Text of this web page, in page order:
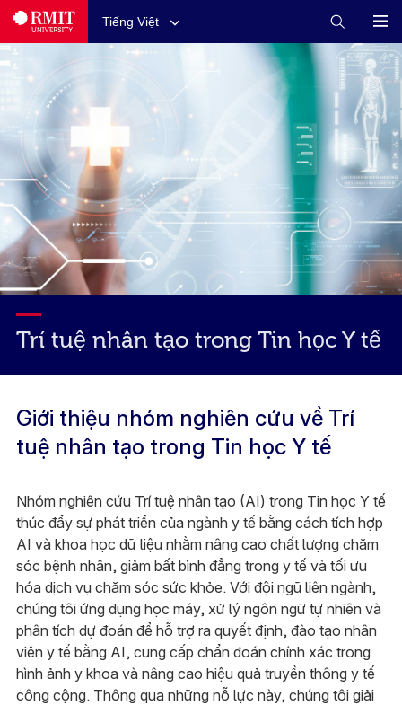
Tiếng Việt
Trí tuệ nhân tạo trong Tin học Y tế
Giới thiệu nhóm nghiên cứu về Trí
tuệ nhân tạo trong Tin học Y tế
Nhóm nghiên cứu Trí tuệ nhân tạo (AI) trong Tin học Y tế
thúc đẩy sự phát triển của ngành y tế bằng cách tích hợp
AI và khoa học dữ liệu nhằm nâng cao chất lượng chăm
sóc bệnh nhân, giảm bất bình đẳng trong y tế và tối ưu
hóa dịch vụ chăm sóc sức khỏe. Với đội ngũ liên ngành,
chúng tôi ứng dụng học máy, xử lý ngôn ngữ tự nhiên và
phân tích dự đoán để hỗ trợ ra quyết định, đào tạo nhân
viên y tế bằng AI, cung cấp chẩn đoán chính xác trong
hình ảnh y khoa và nâng cao hiệu quả truyền thông y tế
công cộng. Thông qua những nỗ lực này, chúng tôi giải